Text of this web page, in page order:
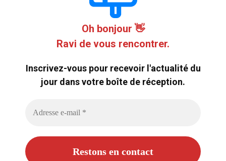
Oh bonjour 👋
Ravi de vous rencontrer.
Inscrivez-vous pour recevoir l'actualité du
jour dans votre boîte de réception.